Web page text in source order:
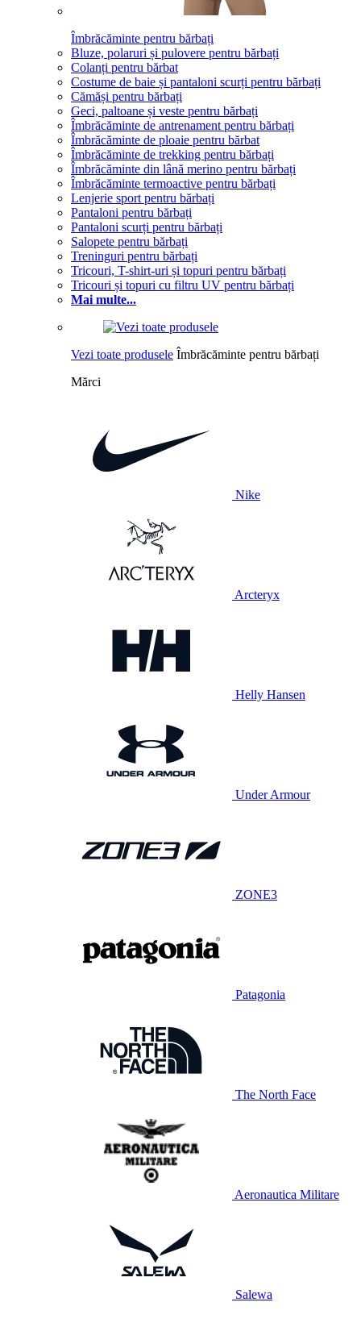
Îmbrăcăminte pentru bărbați
Bluze, polaruri și pulovere pentru bărbați
Colanți pentru bărbat
Costume de baie și pantaloni scurți pentru bărbați
Cămăși pentru bărbați
Geci, paltoane și veste pentru bărbați
Îmbrăcăminte de antrenament pentru bărbați
Îmbrăcăminte de ploaie pentru bărbat
Îmbrăcăminte de trekking pentru bărbați
Îmbrăcăminte din lână merino pentru bărbați
Îmbrăcăminte termoactive pentru bărbați
Lenjerie sport pentru bărbați
Pantaloni pentru bărbați
Pantaloni scurți pentru bărbați
Salopete pentru bărbați
Treninguri pentru bărbați
Tricouri, T-shirt-uri și topuri pentru bărbați
Tricouri și topuri cu filtru UV pentru bărbați
Mai multe...
Vezi toate produsele Îmbrăcăminte pentru bărbați
Mărci
Nike
Arcteryx
Helly Hansen
Under Armour
ZONE3
Patagonia
The North Face
Aeronautica Militare
Salewa